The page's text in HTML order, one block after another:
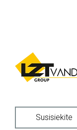
Susisiekite